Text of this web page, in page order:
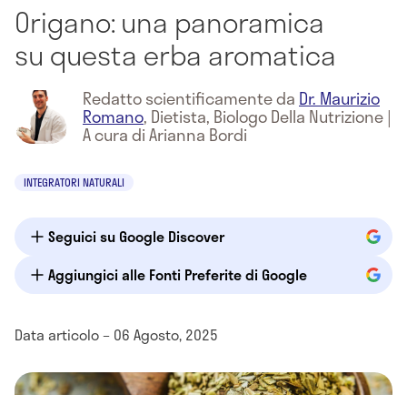
Origano: una panoramica
su questa erba aromatica
Redatto scientificamente da Dr. Maurizio
Romano, Dietista, Biologo Della Nutrizione|
A cura di Arianna Bordi
INTEGRATORI NATURALI
Seguici su Google Discover
Aggiungici alle Fonti Preferite di Google
Data articolo – 06 Agosto, 2025